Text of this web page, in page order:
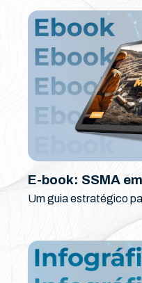
E-book: SSMA
Um guia estratégico